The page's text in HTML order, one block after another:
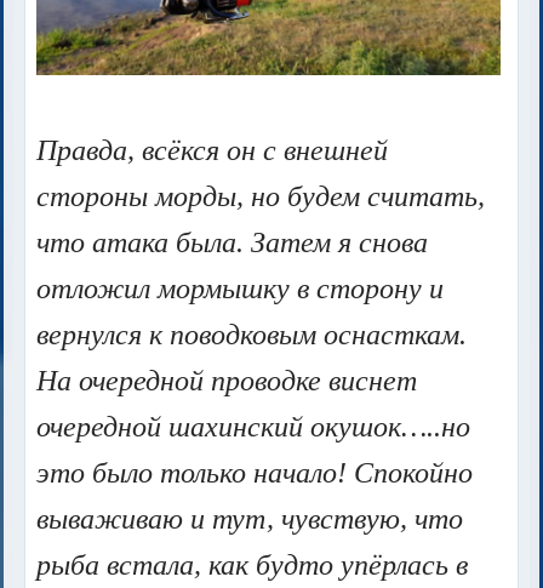
Правда, всёкся он с внешней
стороны морды, но будем считать,
что атака была. Затем я снова
отложил мормышку в сторону и
вернулся к поводковым оснасткам.
На очередной проводке виснет
очередной шахинский окушок…..но
это было только начало! Спокойно
вываживаю и тут, чувствую, что
рыба встала, как будто упёрлась в